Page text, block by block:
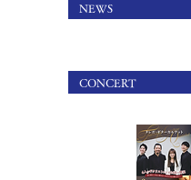
NEWS
CONCERT